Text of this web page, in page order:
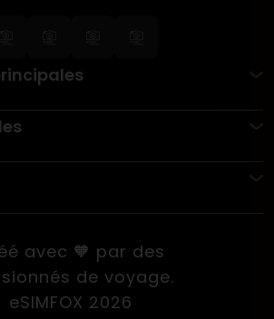
avec 🧡 par des
de voyage.
eSIMFOX 2026